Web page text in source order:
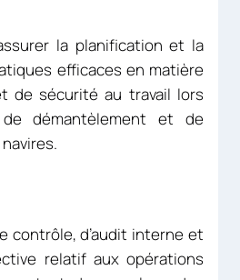
la planification et la
efficaces en matière
de sécurité au travail lors
démantèlement et de
contrôle, d’audit interne et
relatif aux opérations